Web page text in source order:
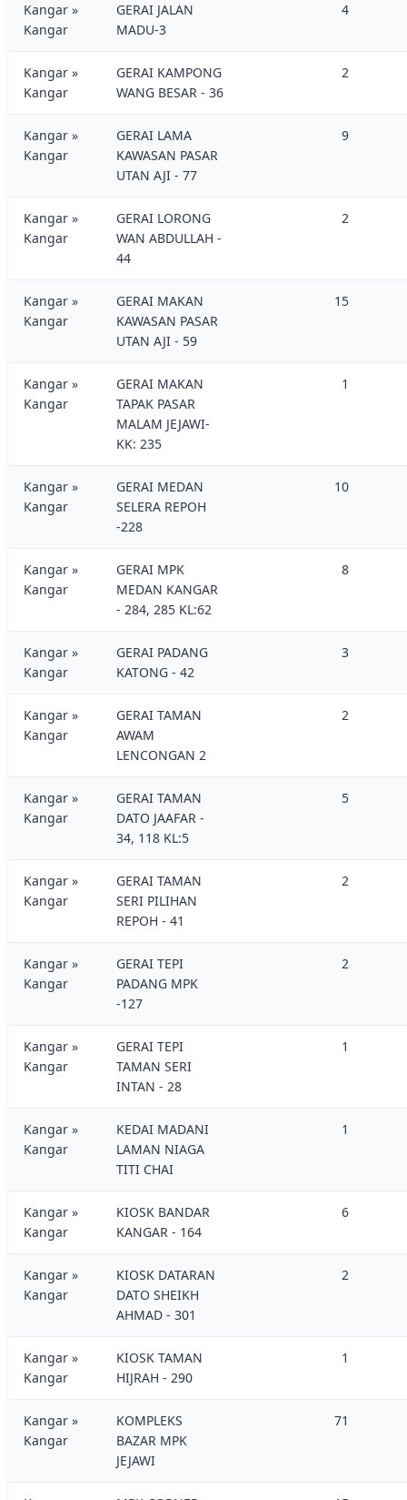
Kangar »
Kangar
GERAI JALAN
MADU-3
4
Kangar »
Kangar
GERAI KAMPONG
WANG BESAR - 36
2
Kangar »
Kangar
GERAI LAMA
KAWASAN PASAR
UTAN AJI - 77
9
Kangar »
Kangar
GERAI LORONG
WAN ABDULLAH -
44
2
Kangar »
Kangar
GERAI MAKAN
KAWASAN PASAR
UTAN AJI - 59
15
Kangar »
Kangar
GERAI MAKAN
TAPAK PASAR
MALAM JEJAWI-
KK: 235
1
Kangar »
Kangar
GERAI MEDAN
SELERA REPOH
-228
10
Kangar »
Kangar
GERAI MPK
MEDAN KANGAR
- 284, 285 KL:62
8
Kangar »
Kangar
GERAI PADANG
KATONG - 42
3
Kangar »
Kangar
GERAI TAMAN
AWAM
LENCONGAN 2
2
Kangar »
Kangar
GERAI TAMAN
DATO JAAFAR -
34, 118 KL:5
5
Kangar »
Kangar
GERAI TAMAN
SERI PILIHAN
REPOH - 41
2
Kangar »
Kangar
GERAI TEPI
PADANG MPK
-127
2
Kangar »
Kangar
GERAI TEPI
TAMAN SERI
INTAN - 28
1
Kangar »
Kangar
KEDAI MADANI
LAMAN NIAGA
TITI CHAI
1
Kangar »
Kangar
KIOSK BANDAR
KANGAR - 164
6
Kangar »
Kangar
KIOSK DATARAN
DATO SHEIKH
AHMAD - 301
2
Kangar »
Kangar
KIOSK TAMAN
HIJRAH - 290
1
Kangar »
Kangar
KOMPLEKS
BAZAR MPK
JEJAWI
71